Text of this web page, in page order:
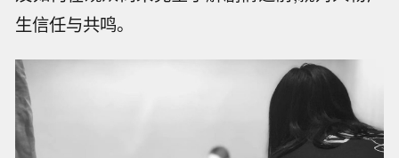
生信任与共鸣。